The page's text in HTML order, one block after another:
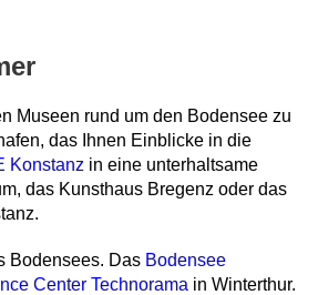
Museen rund um den Bodensee zu
das Ihnen Einblicke in die
Konstanz in eine unterhaltsame
das Kunsthaus Bregenz oder das
Bodensees. Das Bodensee
Center Technorama in Winterthur.